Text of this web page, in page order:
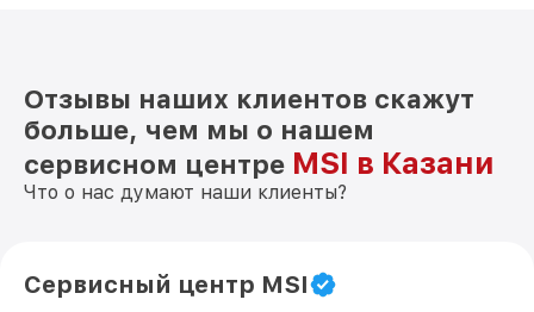
Отзывы наших клиентов скажут
больше, чем мы о нашем
сервисном центре MSI в Казани
Что о нас думают наши клиенты?
Сервисный центр MSI